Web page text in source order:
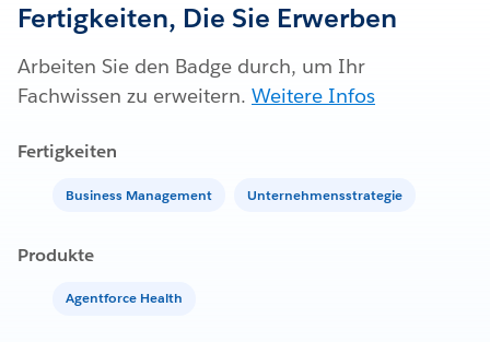
Fertigkeiten, Die Sie Erwerben
Arbeiten Sie den Badge durch, um Ihr
Fachwissen zu erweitern. Weitere Infos
Fertigkeiten
Business Management Unternehmensstrategie
Produkte
Agentforce Health